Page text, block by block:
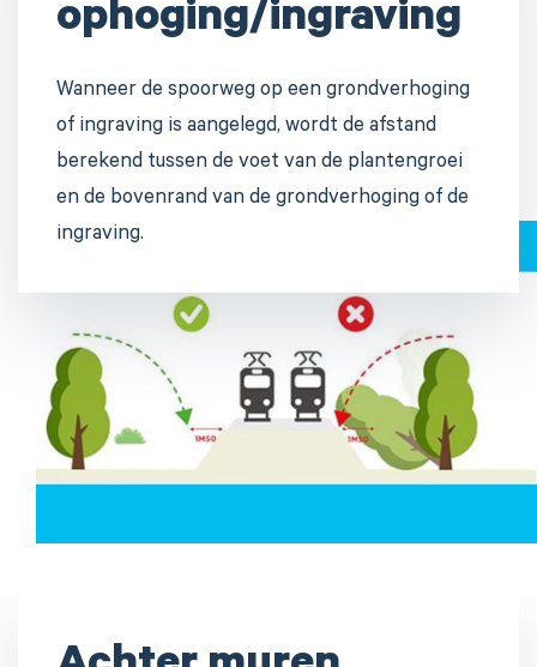
ophoging/ingraving
Wanneer de spoorweg op een grondverhoging
of ingraving is aangelegd, wordt de afstand
berekend tussen de voet van de plantengroei
en de bovenrand van de grondverhoging of de
ingraving.